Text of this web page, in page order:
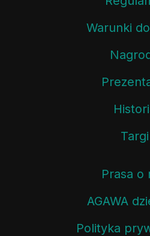
Warunki
Targi
Prasa o
AGAWA
Polityka